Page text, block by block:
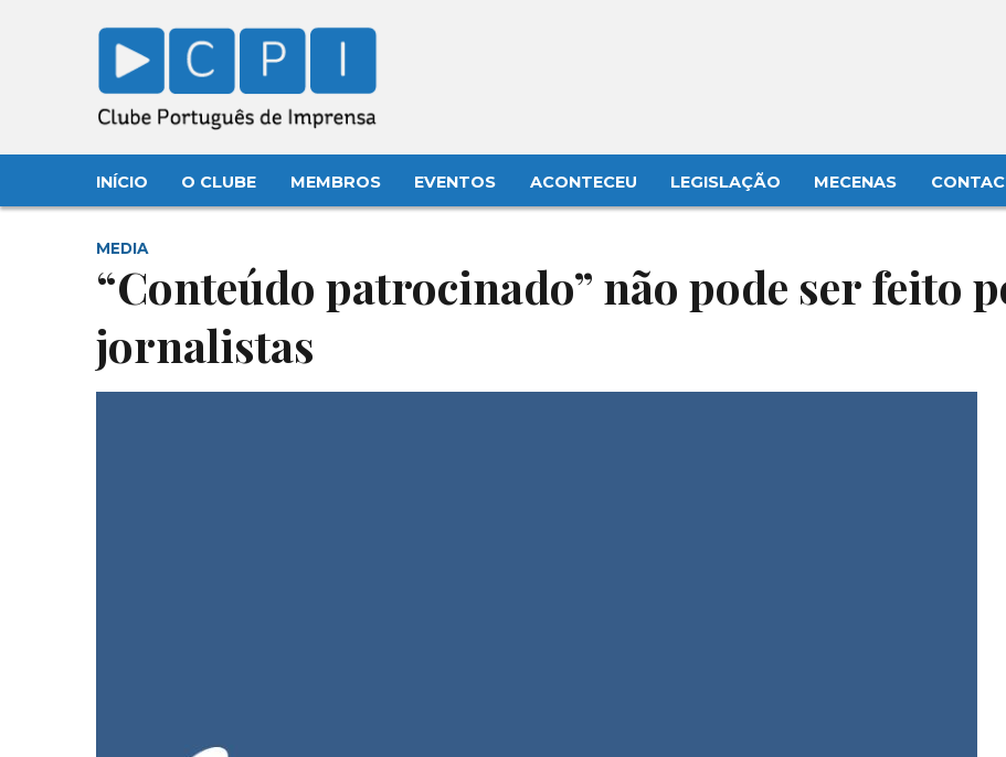
INÍCIO O CLUBE MEMBROS EVENTOS ACONTECEU LEGISLAÇÃO MECENAS
MEDIA
“Conteúdo patrocinado” não pode ser feito
jornalistas